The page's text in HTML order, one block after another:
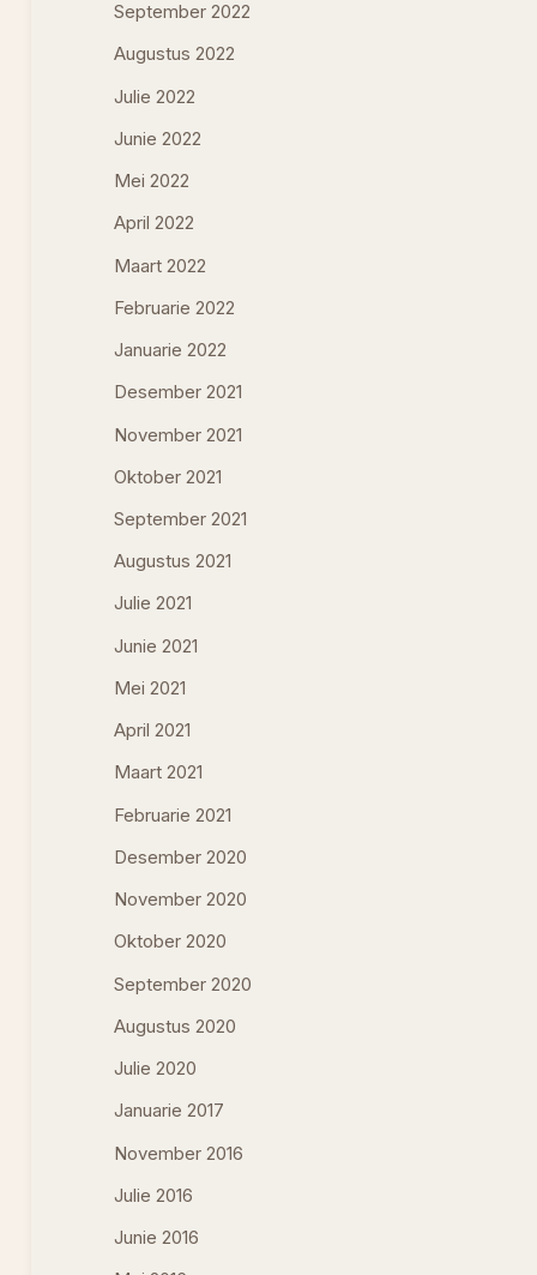
September 2022
Augustus 2022
Julie 2022
Junie 2022
Mei 2022
April 2022
Maart 2022
Februarie 2022
Januarie 2022
Desember 2021
November 2021
Oktober 2021
September 2021
Augustus 2021
Julie 2021
Junie 2021
Mei 2021
April 2021
Maart 2021
Februarie 2021
Desember 2020
November 2020
Oktober 2020
September 2020
Augustus 2020
Julie 2020
Januarie 2017
November 2016
Julie 2016
Junie 2016